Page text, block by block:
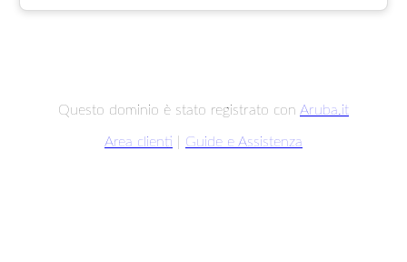
Questo dominio è stato registrato con Aruba.it
Area clienti Guide e Assistenza